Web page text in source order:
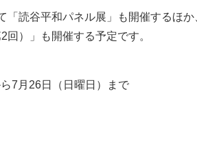
「読谷平和パネル展」も開催するほ
）」も開催する予定です。
7月26日（日曜日）まで